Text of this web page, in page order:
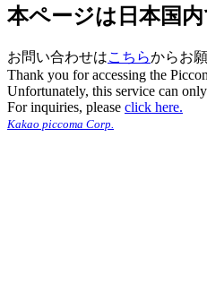
本ページは日本国
お問い合わせはこちらからお
Thank you for accessing the
Unfortunately, this service can
For inquiries, please click here.
Kakao piccoma Corp.